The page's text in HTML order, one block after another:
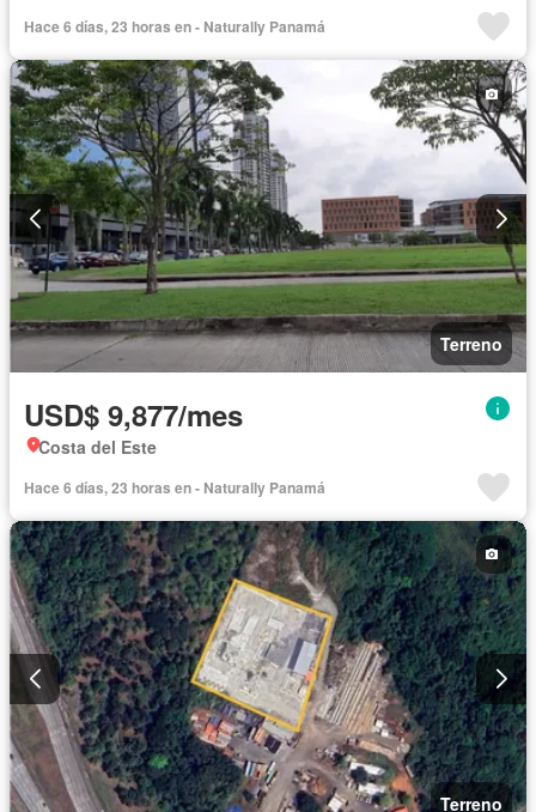
Hace 6 días, 23 horas en - Naturally Panamá
Terreno
USD$ 9,877/mes
Costa del Este
Hace 6 días, 23 horas en - Naturally Panamá
Terreno